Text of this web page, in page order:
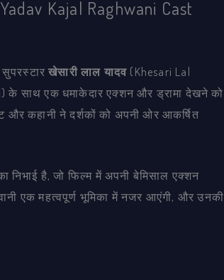
Kajal Raghwani Cast
सुपरस्टारखेसारी लाल यादव (Khesari Lal
के साथ एक धमाकेदार एक्शन और ड्रामा देखने को
और कहानी ने दर्शकों को अपनी ओर आकर्षित
निभाई है, जो फिल्म में अपनी बेमिसाल एक्शन
एक महत्वपूर्ण भूमिका में नजर आएंगी, और उनकी